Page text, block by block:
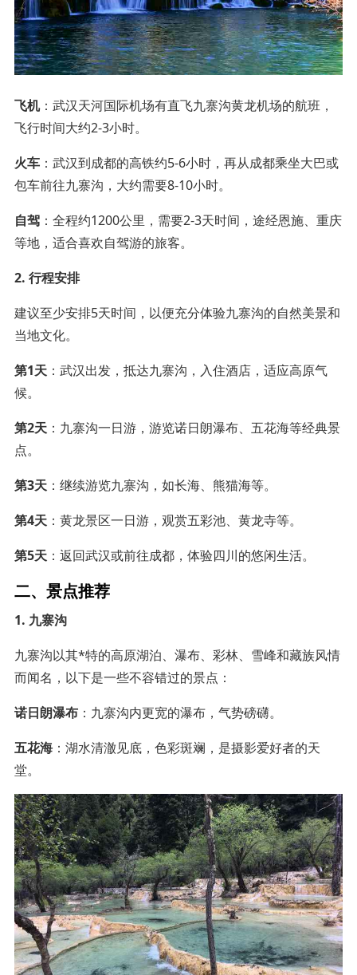
飞机：武汉天河国际机场有直飞九寨沟黄龙机场的航班，
飞行时间大约2-3小时。
火车：武汉到成都的高铁约5-6小时，再从成都乘坐大巴或
包车前往九寨沟，大约需要8-10小时。
自驾：全程约1200公里，需要2-3天时间，途经恩施、重庆
等地，适合喜欢自驾游的旅客。
2. 行程安排
建议至少安排5天时间，以便充分体验九寨沟的自然美景和
当地文化。
第1天：武汉出发，抵达九寨沟，入住酒店，适应高原气
候。
第2天：九寨沟一日游，游览诺日朗瀑布、五花海等经典景
点。
第3天：继续游览九寨沟，如长海、熊猫海等。
第4天：黄龙景区一日游，观赏五彩池、黄龙寺等。
第5天：返回武汉或前往成都，体验四川的悠闲生活。
二、景点推荐
1. 九寨沟
九寨沟以其*特的高原湖泊、瀑布、彩林、雪峰和藏族风情
而闻名，以下是一些不容错过的景点：
诺日朗瀑布：九寨沟内更宽的瀑布，气势磅礴。
五花海：湖水清澈见底，色彩斑斓，是摄影爱好者的天
堂。